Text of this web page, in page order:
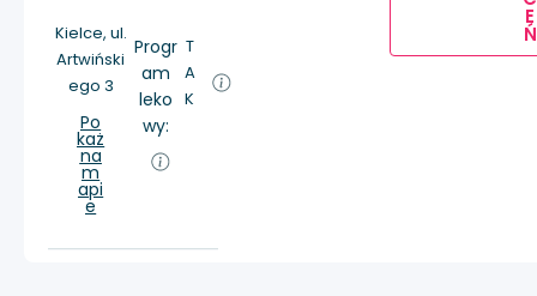
Kielce, ul.
Artwiński
ego 3
Po
każ
na
m
api
e
Progr
am
leko
wy:
T
A
K
E
Ń